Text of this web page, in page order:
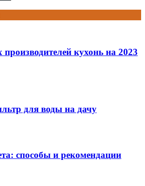
кухонь на 2023
для воды на дачу
способы и рекомендации